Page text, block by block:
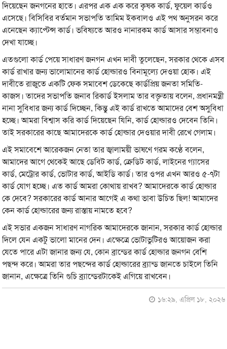
দিয়েছেন জনগনের হাতে। এরপর এক এক করে কৃষক কার্ড, ফুয়েল কার্ডও
এসেছে। বিসিবির বর্তমান সভাপতি তামিম ইকবালও এই পথ অনুসরন করে
এনেছেন ক্যাপ্টেন্স কার্ড। ভবিষ্যতে আরও নানারকম কার্ড আসার সম্ভাবনাও
দেখা যাচ্ছে।
এতগুলো কার্ড পেয়ে সাধারণ জনগন এখন দাবী তুলেছেন, সরকার থেকে এসব
কার্ড রাখার জন্য ভালোমানের কার্ড হোল্ডারও বিনামূল্যে দেওয়া হোক। এই
দাবীতে রাজুতে একটি ফেক সমাবেশ ডেকেছে কার্ডপ্রিয় জনতা সমিতি-
কাজস। তাদের সভাপতি জনাব রিকার্ড ইসলাম তার বক্তৃতায় বলেন, প্রধানমন্ত্রী
নানা সুবিধার জন্য কার্ড দিচ্ছেন, কিন্তু এই কার্ড রাখতে আমাদের বেশ অসুবিধা
হচ্ছে। আমরা বিশ্বাস করি কার্ড দিয়েছেন যিনি, কার্ড হোল্ডারও দেবেন তিনি।
তাই সরকারের কাছে আমাদেরকে কার্ড হোল্ডার দেওয়ার দাবী রেখে গেলাম।
এই সমাবেশে আরেকজন নেতা তার জ্বালাময়ী ভাষণে গরম কণ্ঠে বলেন,
আমাদের আগে থেকেই আছে ডেবিট কার্ড, ক্রেডিট কার্ড, লাইনের গ্যাসের
কার্ড, মেট্রোর কার্ড, ভোটার কার্ড, আইডি কার্ড। তার ওপর এখন আরও ৫-৭টা
কার্ড যোগ হচ্ছে। এত কার্ড আমরা কোথায় রাখব? আমাদেরকে কার্ড হোল্ডার
কে দেবে? সরকারের কার্ড আনার আগেই এ কথা ভাবা উচিত ছিল! আমাদের
কেন কার্ড হোল্ডারের জন্য রাস্তায় নামতে হবে?
এই সভার একজন সাধারণ নাগরিক আমাদেরকে জানান, সরকার কার্ড হোল্ডার
দিলে যেন একটু ভালো মানের দেন। এক্ষেত্রে ভোটাভুটিরও আয়োজন করা
যেতে পারে এটা জানার জন্য যে, কোন ব্রান্ডের কার্ড হোল্ডার জনগন বেশি
পছন্দ করে। আমরা তার পছন্দের কার্ড হোল্ডারের ব্র্যান্ড জানতে চাইলে তিনি
জানান, এক্ষেত্রে তিনি গুচি ব্র্যান্ডেরটাকেই এগিয়ে রাখবেন।
১৬:২৯, এপ্রিল ১৮, ২০২৬